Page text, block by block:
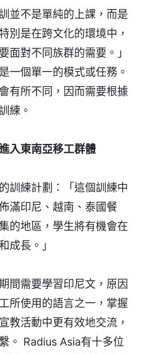
並不是單純的上課，而是
別是在跨文化的環境中，
面對不同族群的需要。」
一個單一的模式或任務。
有所不同，因而需要根據
練。
入東南亞移工群體
訓練計劃：「這個訓練中
滿印尼、越南、泰國餐
的地區，學生將有機會在
成長。」
間需要學習印尼文，原因
所使用的語言之一，掌握
教活動中更有效地交流，
。 Radius Asia有十多位